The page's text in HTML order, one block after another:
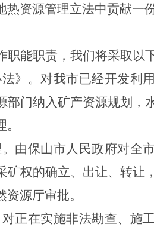
资源管理立法中贡献一份
能职责，我们将采取以
》。对我市已经开发利
门纳入矿产资源规划，
由保山市人民政府对全
权的确立、出让、转让
源厅审批。
正在实施非法勘查、施